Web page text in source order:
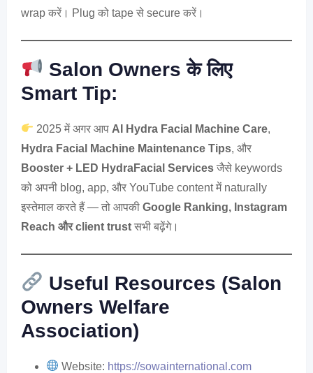
wrap करें। Plug को tape से secure करें।
Salon Owners के लिए
Smart Tip:
2025 में अगर आप AI Hydra Facial Machine Care,
Hydra Facial Machine Maintenance Tips, और
Booster + LED HydraFacial Services जैसे keywords
को अपनी blog, app, और YouTube content में naturally
इस्तेमाल करते हैं — तो आपकी Google Ranking, Instagram
Reach और client trust सभी बढ़ेंगे।
Useful Resources (Salon
Owners Welfare
Association)
Website: https://sowainternational.com